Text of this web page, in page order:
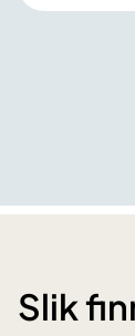
Slik